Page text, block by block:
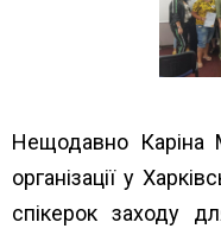
Нещодавно Каріна
організації у
спікерок заходу